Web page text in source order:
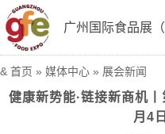
广州国际食品展
& 首页 » 媒体中心 » 展会新闻
健康新势能·链接新商机
月4